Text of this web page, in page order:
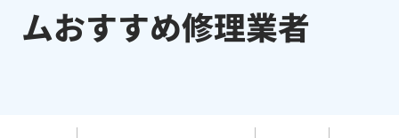
ムおすすめ修理業者